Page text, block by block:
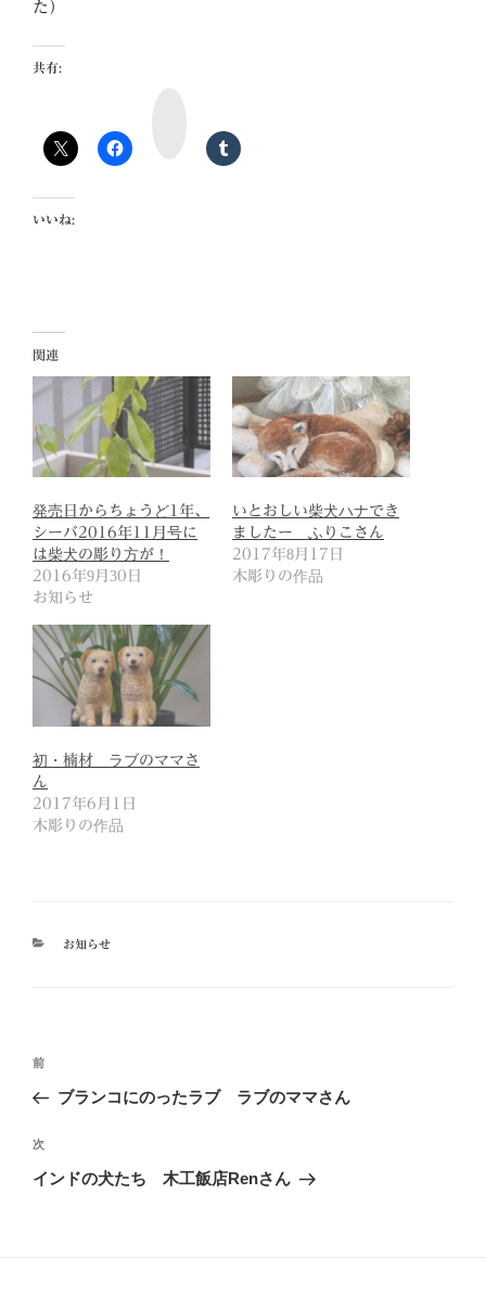
た）
共有:
いいね:
関連
発売日からちょうど1年、
シーバ2016年11月号に
は柴犬の彫り方が！
2016年9月30日
お知らせ
いとおしい柴犬ハナでき
ましたー ふりこさん
2017年8月17日
木彫りの作品
初・楠材 ラブのママさ
ん
2017年6月1日
木彫りの作品
カ
お知らせ
ナ
ビ
ゲ
前
の
稿
前
ブランコにのったラブ ラブのママさん
次
の
次
インドの犬たち 木工飯店Renさん